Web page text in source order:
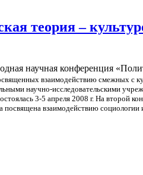
теория –
научная конференция
взаимодействию смежных с
научно-исследовательскими
3-5 апреля 2008 г. На второй
посвящена взаимодействию социологии